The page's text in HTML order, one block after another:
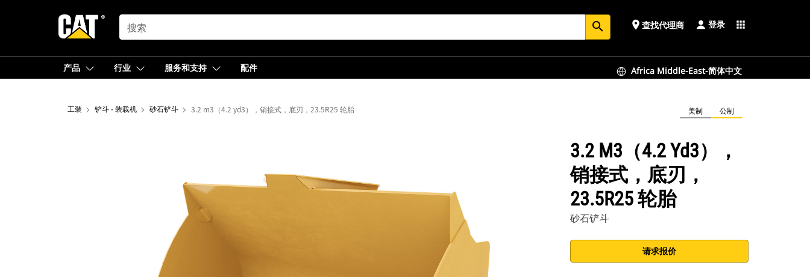
SEARCH search place 查找代理商 登录 apps
产品 行业 服务和支持 配件 Africa Middle-East-简体中文
工装 铲斗 - 装载机 砂石铲斗 3.2 m3（4.2 yd3），销接式，底刃，23.5R25 轮胎 美制 公制
3.2 M3（4.2 Yd3），
销接式，底刃，
23.5R25 轮胎
砂石铲斗
请求报价